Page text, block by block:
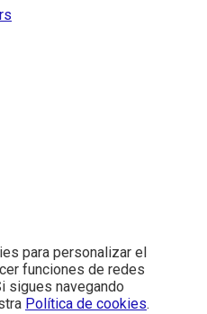
para personalizar el
funciones de redes
sigues navegando
Política de cookies.